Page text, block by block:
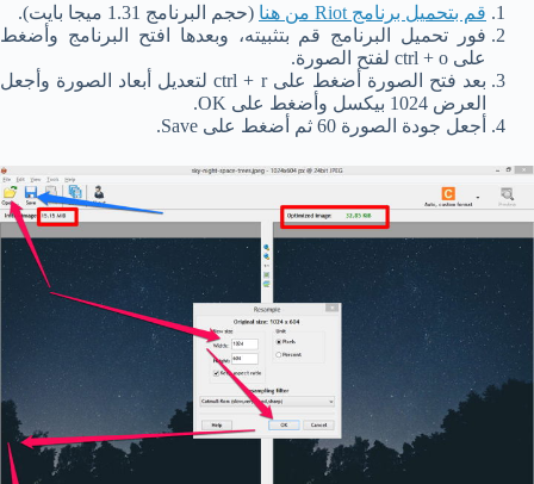
قم بتحميل برنامج Riot من هنا
(حجم البرنامج 1.31 ميجا بايت).
فور تحميل البرنامج قم بتثبيته، وبعدها افتح البرنامج وأضغط
على ctrl + o لفتح الصورة.
بعد فتح الصورة أضغط على ctrl + r لتعديل أبعاد الصورة وأجعل
العرض 1024 بيكسل وأضغط على OK.
أجعل جودة الصورة 60 ثم أضغط على Save.